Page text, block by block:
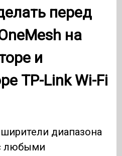
перед
на
и
TP-Link Wi-Fi
диапазона
любыми